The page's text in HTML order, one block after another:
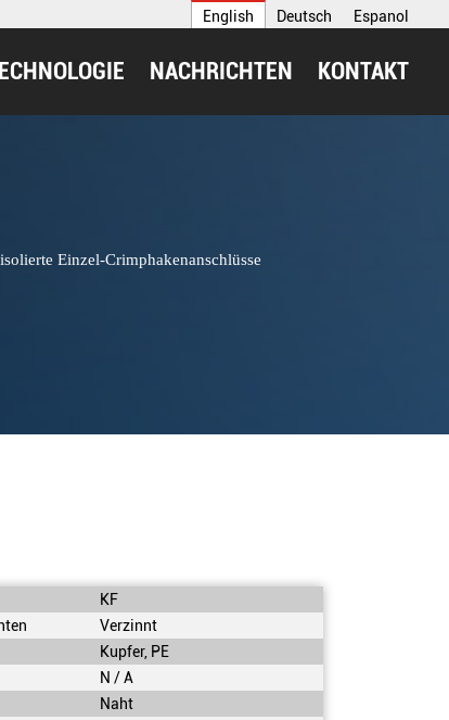
English Deutsch Espanol
NACHRICHTEN KONTAKT
Einzel-Crimphakenanschlüsse
KF
Verzinnt
Kupfer, PE
N / A
Naht